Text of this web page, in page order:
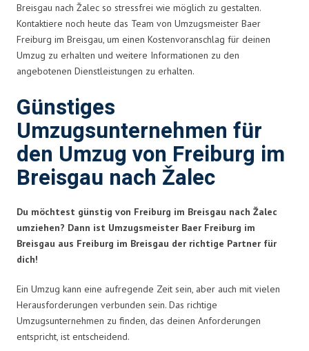
Breisgau nach Žalec so stressfrei wie möglich zu gestalten.
Kontaktiere noch heute das Team von Umzugsmeister Baer
Freiburg im Breisgau, um einen Kostenvoranschlag für deinen
Umzug zu erhalten und weitere Informationen zu den
angebotenen Dienstleistungen zu erhalten.
Günstiges
Umzugsunternehmen für
den Umzug von Freiburg im
Breisgau nach Žalec
Du möchtest günstig von Freiburg im Breisgau nach Žalec
umziehen? Dann ist Umzugsmeister Baer Freiburg im
Breisgau aus Freiburg im Breisgau der richtige Partner für
dich!
Ein Umzug kann eine aufregende Zeit sein, aber auch mit vielen
Herausforderungen verbunden sein. Das richtige
Umzugsunternehmen zu finden, das deinen Anforderungen
entspricht, ist entscheidend.